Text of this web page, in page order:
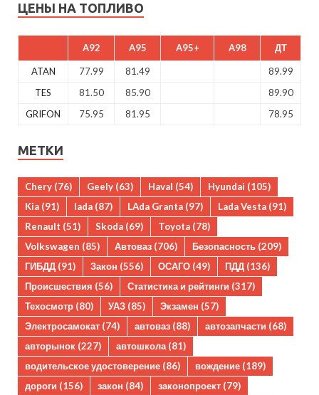
ЦЕНЫ НА ТОПЛИВО
A92 A95 A95+ A98 ДТ
ATAN 77.99 81.49
89.99
TES
81.50 85.90
89.90
GRIFON
75.95 81.95 78.95
МЕТКИ
Chery (76) Geely (63) Haval (54) Hyundai (105)
Kia (91) lada (87) LAda Granta (97) Lada Vesta (91)
Renault (51) Skoda (69) Toyota (78)
Volkswagen (85) Автоваз (706) Безопасность (209)
ГИБДД (91) Закон (556) ОСАГО (49) ПДД (136)
Происшествия (56) Статистика и рейтинги (317)
Техосмотр (80) УАЗ (85) Экзамен (57)
Электросамокат (74) автоваз (88) автозапчасти (68)
авторынок (227) автошкола(81)
водительское удостоверение (86) вождение (189)
дороги (156) закон (84) законопроект (79)